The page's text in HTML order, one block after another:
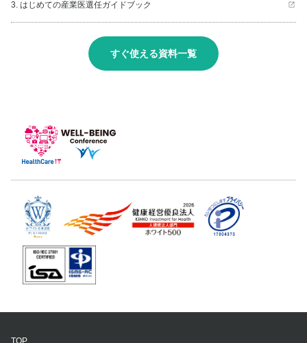
3. はじめての産業医選任ガイドブック
すぐ使える資料一覧